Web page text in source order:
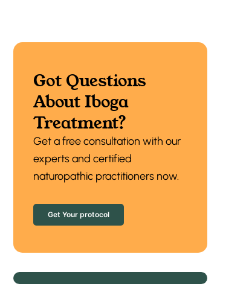
Got Questions
About Iboga
Treatment?
Get a free consultation with our
experts and certified
naturopathic practitioners now.
Get Your protocol